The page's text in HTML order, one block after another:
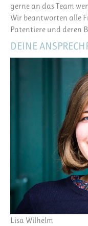
gerne an das Team
Wir beantworten alle
Patentiere und deren
DEINE
Lisa Wilhelm